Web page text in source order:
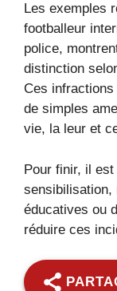
Les exemples
footballeur
police,
distinction
Ces
de simples
vie, la leur et
Pour finir, il
sensibilisation,
éducatives ou
réduire ces